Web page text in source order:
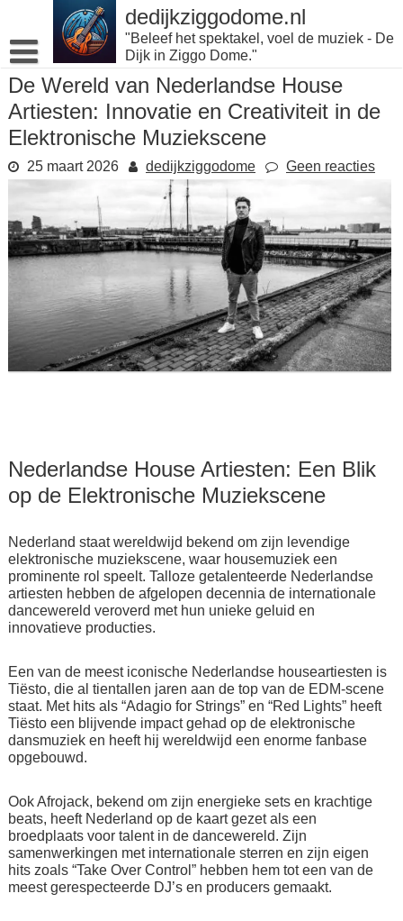
inhoud
gaan
dedijkziggodome.nl
"Beleef het spektakel, voel de muziek - De
Dijk in Ziggo Dome."
De Wereld van Nederlandse House
Artiesten: Innovatie en Creativiteit in de
Elektronische Muziekscene
25 maart 2026 dedijkziggodome Geen reacties
Nederlandse House Artiesten: Een Blik
op de Elektronische Muziekscene
Nederland staat wereldwijd bekend om zijn levendige
elektronische muziekscene, waar housemuziek een
prominente rol speelt. Talloze getalenteerde Nederlandse
artiesten hebben de afgelopen decennia de internationale
dancewereld veroverd met hun unieke geluid en
innovatieve producties.
Een van de meest iconische Nederlandse houseartiesten is
Tiësto, die al tientallen jaren aan de top van de EDM-scene
staat. Met hits als “Adagio for Strings” en “Red Lights” heeft
Tiësto een blijvende impact gehad op de elektronische
dansmuziek en heeft hij wereldwijd een enorme fanbase
opgebouwd.
Ook Afrojack, bekend om zijn energieke sets en krachtige
beats, heeft Nederland op de kaart gezet als een
broedplaats voor talent in de dancewereld. Zijn
samenwerkingen met internationale sterren en zijn eigen
hits zoals “Take Over Control” hebben hem tot een van de
meest gerespecteerde DJ’s en producers gemaakt.